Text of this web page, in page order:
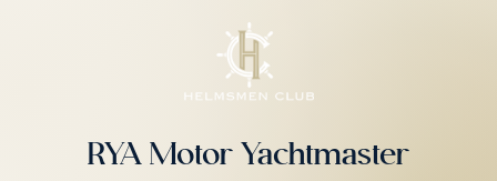
RYA Motor Yachtmaster